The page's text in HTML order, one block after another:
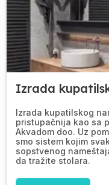
Izrada
Izrada kupatilskog
pristupačnija kao sa
Akvadom doo. Uz
smo sistem kojim
sopstvenog
da tražite stolara.